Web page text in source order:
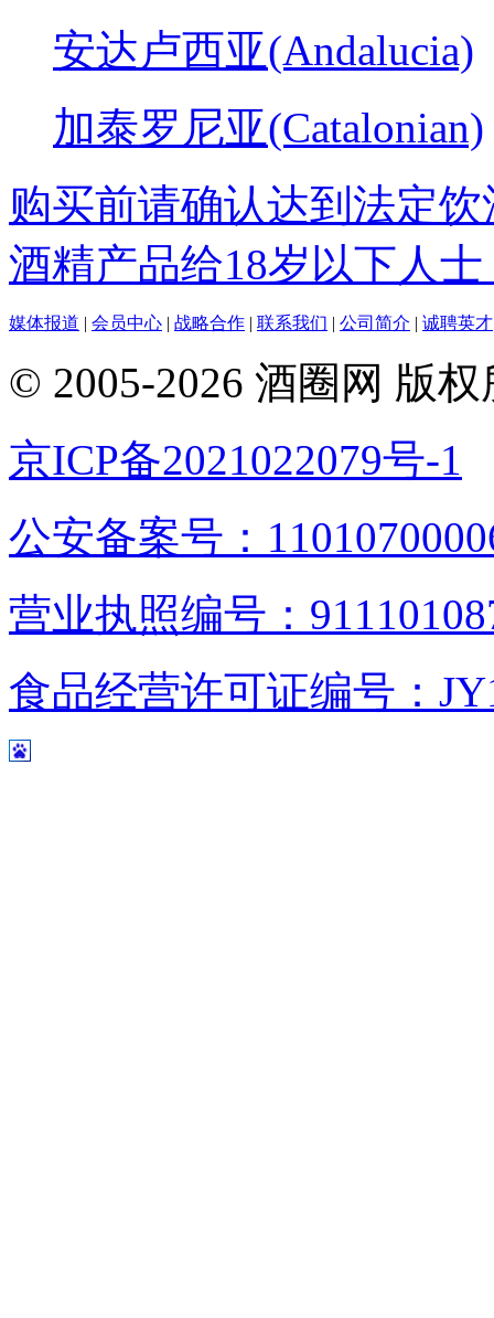
安达卢西亚(Andalucia)
加泰罗尼亚(Catalonian)
购买前请确认达到法定
酒精产品给18岁以下人士
媒体报道 | 会员中心 | 战略合作 | 联系我们 | 公司简介 | 诚聘英才
© 2005-2026 酒圈网 版
京ICP备2021022079号-1
公安备案号：
营业执照编号：
食品经营许可证编号：